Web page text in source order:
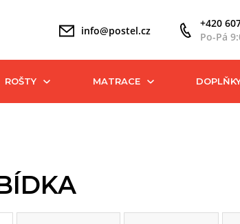
info@postel.cz
+420
Po-Pá
ROŠTY MATRACE